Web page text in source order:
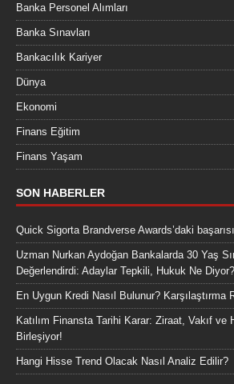
Banka Personel Alımları
Banka Sınavları
Bankacılık Kariyer
Dünya
Ekonomi
Finans Eğitim
Finans Yaşam
SON HABERLER
Quick Sigorta Brandverse Awards’daki
Uzman Nurkan Aydoğan Bankalarda 30 Yaş
Değerlendirdi: Adaylar Tepkili, Hukuk Ne Diyor?
En Uygun Kredi Nasıl Bulunur? Karşılaştırma
Katılım Finansta Tarihi Karar: Ziraat, Vakıf ve
Birleşiyor!
Hangi Hisse Trend Olacak Nasıl Analiz Edilir?